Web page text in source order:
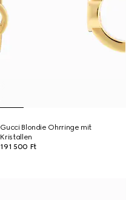
Gucci Blondie Ohrringe mit
Kristallen
191 500 Ft